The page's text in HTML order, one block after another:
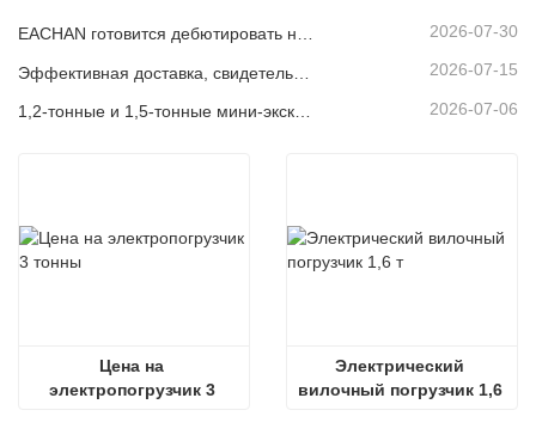
EACHAN готовится дебютировать на bauma CHINA 2026, представляя инновационные достижения в области малой строительной техники в Шанхае
2026-07-30
2026-07-15
2026-07-06
Цена на
электропогрузчик 3
Электрический
вилочный погрузчик 1,6